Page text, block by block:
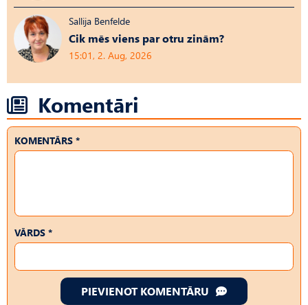
Sallija Benfelde
Cik mēs viens par otru zinām?
15:01, 2. Aug, 2026
Komentāri
KOMENTĀRS *
VĀRDS *
PIEVIENOT KOMENTĀRU